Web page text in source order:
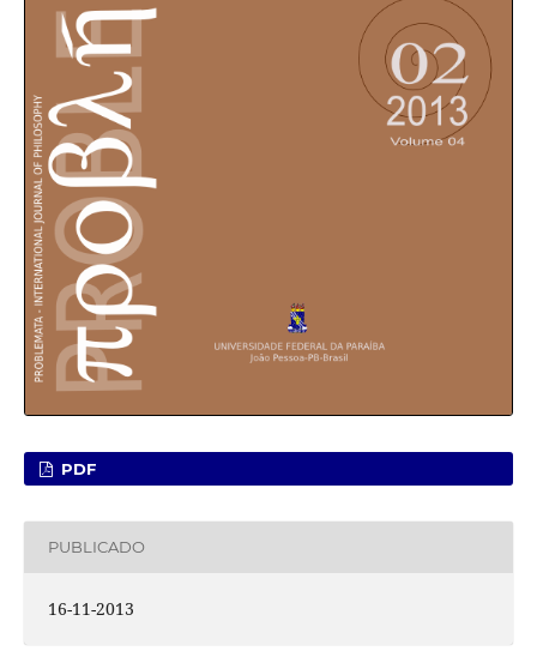
PDF
PUBLICADO
16-11-2013